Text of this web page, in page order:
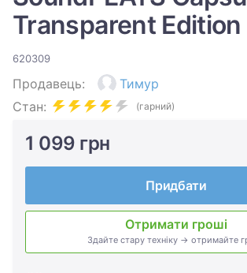
Transparent
620309
Продавець:
Тимур
Стан:
(гарний)
1 099 грн
Придбати
Отримати гроші
Здайте стару техніку → отримайте